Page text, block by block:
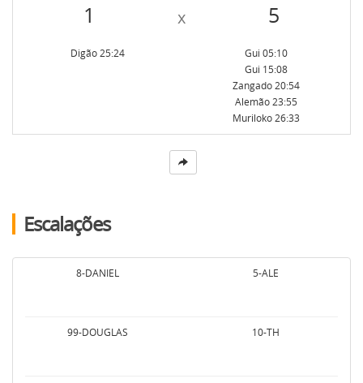
1 x 5
Digão 25:24
Gui 05:10
Gui 15:08
Zangado 20:54
Alemão 23:55
Muriloko 26:33
Escalações
8-DANIEL 5-ALE
99-DOUGLAS 10-TH